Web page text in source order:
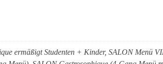
ermäßigt Studenten + Kinder, SALON Menü